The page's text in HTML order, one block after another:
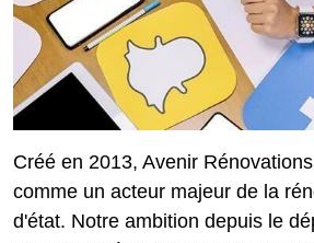
Créé en 2013, Avenir
comme un acteur majeur de la
d'état. Notre ambition depuis le